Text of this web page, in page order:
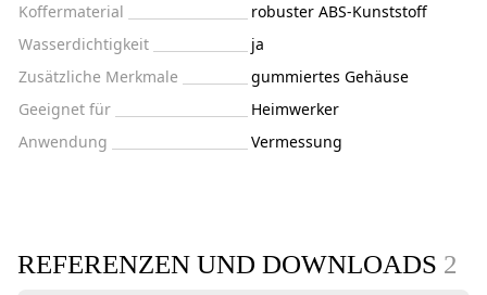
Koffermaterial
robuster ABS-Kunststoff
Wasserdichtigkeit
ja
Zusätzliche Merkmale
gummiertes Gehäuse
Geeignet für
Heimwerker
Anwendung
Vermessung
REFERENZEN UND DOWNLOADS 2